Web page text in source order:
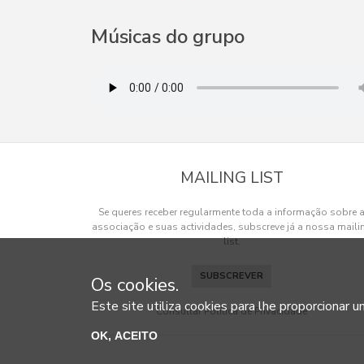
Os cookies.
Este site utiliza cookies para lhe proporcionar
OK, ACEITO
Músicas do grupo
MAILING LIST
Se queres receber regularmente toda a informação sobre a
associação e suas actividades, subscreve já a nossa
list.
SUBSCREVER
Consultar Política de Privacidade